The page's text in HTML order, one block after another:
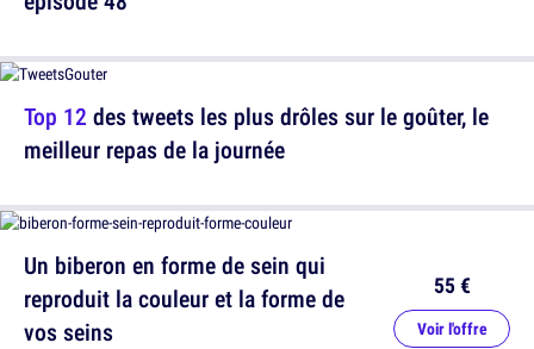
Top 12 des tweets les plus drôles sur le goûter, le
meilleur repas de la journée
Un biberon en forme de sein qui
reproduit la couleur et la forme de
vos seins
55 €
Voir l'offre